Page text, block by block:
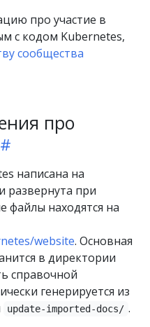
про участие в
с кодом Kubernetes,
сообщества
про
написана на
развернута при
находятся на
website. Основная
в директории
справочной
генерируется из
update-imported-docs/ .